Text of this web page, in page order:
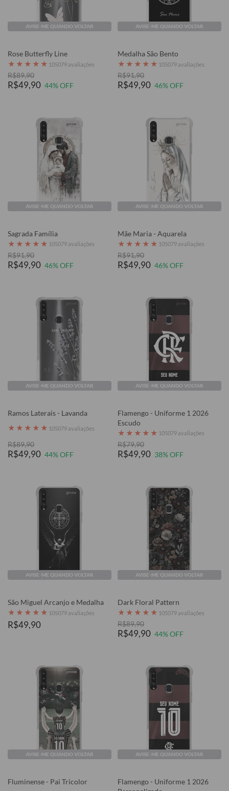
AVISE-ME QUANDO VOLTAR
Rose Butterfly Line
★ ★ ★ ★ ★ 105079 avaliações
R$89,90
R$49,90 44% OFF
AVISE-ME QUANDO VOLTAR
Medalha São Bento
★ ★ ★ ★ ★ 105079 avaliações
R$91,90
R$49,90 46% OFF
AVISE-ME QUANDO VOLTAR
Sagrada Família
★ ★ ★ ★ ★ 105079 avaliações
R$91,90
R$49,90 46% OFF
AVISE-ME QUANDO VOLTAR
Mãe Maria - Aquarela
★ ★ ★ ★ ★ 105079 avaliações
R$91,90
R$49,90 46% OFF
AVISE-ME QUANDO VOLTAR
Ramos Laterais - Lavanda
★ ★ ★ ★ ★ 105079 avaliações
R$89,90
R$49,90 44% OFF
AVISE-ME QUANDO VOLTAR
Flamengo - Uniforme 1 2026
Escudo
★ ★ ★ ★ ★ 105079 avaliações
R$79,90
R$49,90 38% OFF
AVISE-ME QUANDO VOLTAR
São Miguel Arcanjo e Medalha
★ ★ ★ ★ ★ 105079 avaliações
R$49,90
AVISE-ME QUANDO VOLTAR
Dark Floral Pattern
★ ★ ★ ★ ★ 105079 avaliações
R$89,90
R$49,90 44% OFF
AVISE-ME QUANDO VOLTAR
Fluminense - Pai Tricolor
AVISE-ME QUANDO VOLTAR
Flamengo - Uniforme 1 2026